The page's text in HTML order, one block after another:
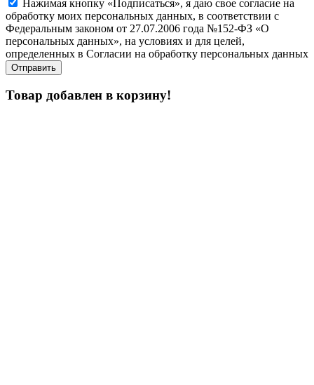
Нажимая кнопку «Подписаться», я даю свое согласие на
обработку моих персональных данных, в соответствии с
Федеральным законом от 27.07.2006 года №152-ФЗ «О
персональных данных», на условиях и для целей,
определенных в Согласии на обработку персональных данных
Товар добавлен в корзину!